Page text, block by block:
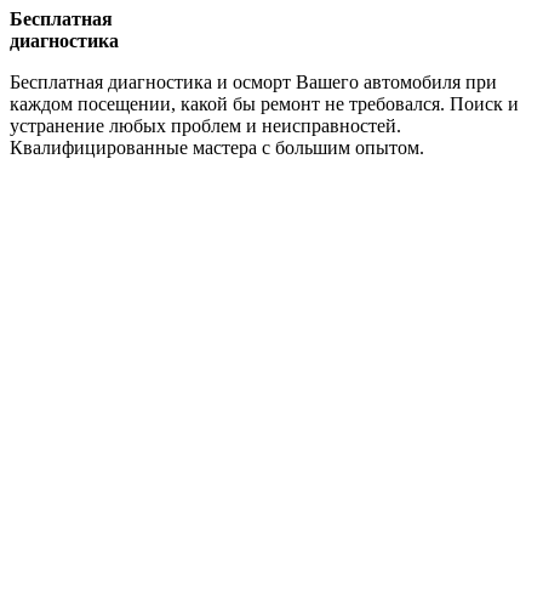
Бесплатная
диагностика
Бесплатная диагностика и осморт Вашего автомобиля при
каждом посещении, какой бы ремонт не требовался. Поиск и
устранение любых проблем и неисправностей.
Квалифицированные мастера с большим опытом.